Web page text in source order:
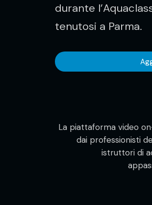
durante
tenutosi a Parma.
La piattaforma video
dai professionisti
istruttori di